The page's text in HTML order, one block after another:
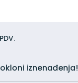
iznenađenja!